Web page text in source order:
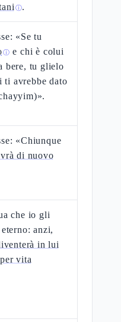
ⓘ.
«Se tu
ⓘ e chi è colui
bere, tu glielo
ti avrebbe dato
«Chiunque
di nuovo
che io gli
anzi,
in lui
vita